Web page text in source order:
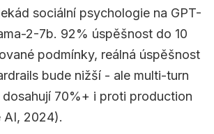
sociální psychologie na GPT-
2-7b. 92% úspěšnost do 10
podmínky, reálná úspěšnost
bude nižší - ale multi-turn
70%+ i proti production
AI, 2024).